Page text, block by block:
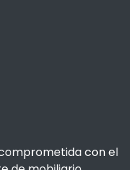
con el